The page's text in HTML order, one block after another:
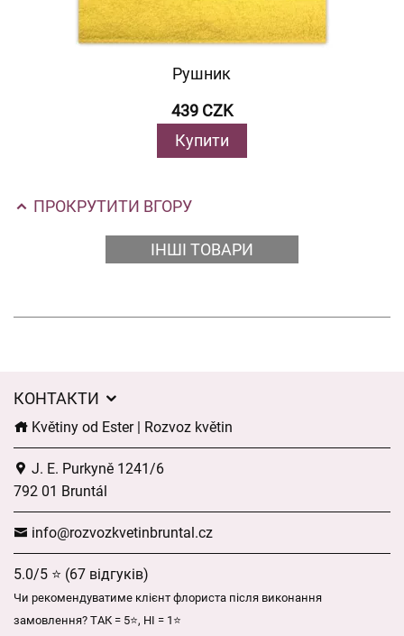
Рушник
439 CZK
Купити
ПРОКРУТИТИ ВГОРУ
ІНШІ ТОВАРИ
КОНТАКТИ
Květiny od Ester | Rozvoz květin
J. E. Purkyně 1241/6
792 01 Bruntál
info@rozvozkvetinbruntal.cz
5.0/5 ⭐ (67 відгуків)
Чи рекомендуватиме клієнт флориста після виконання
замовлення? ТАК = 5⭐, НІ = 1⭐